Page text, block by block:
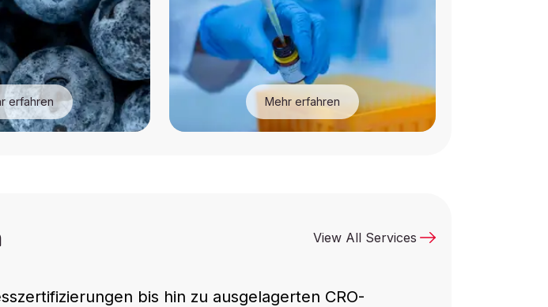
erfahren Mehr erfahren
View All Services
bis hin zu ausgelagerten CRO-